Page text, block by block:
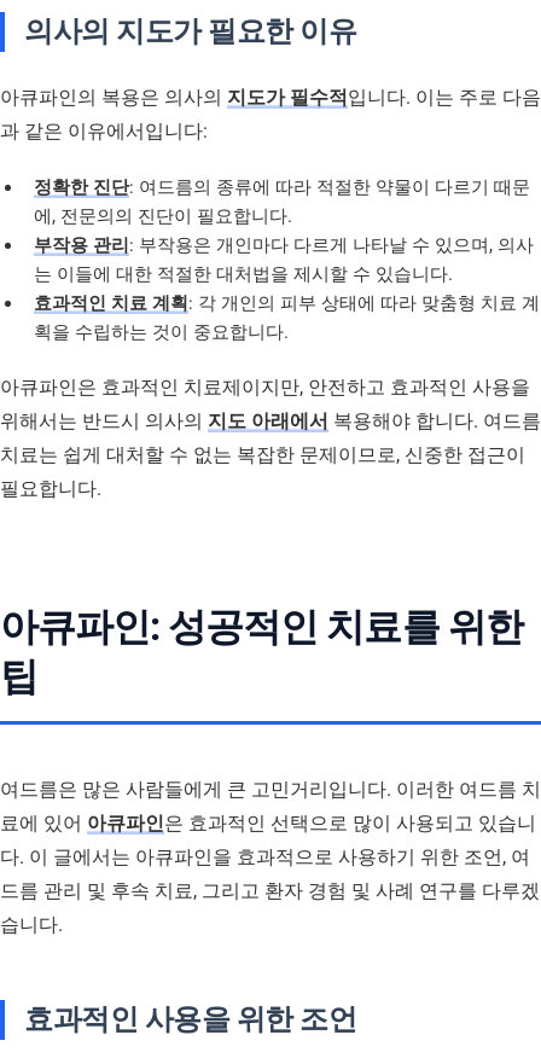
의사의 지도가 필요한 이유
아큐파인의 복용은 의사의 지도가 필수적 입니다. 이는 주로 다음
과 같은 이유에서입니다:
정확한 진단: 여드름의 종류에 따라 적절한 약물이 다르기 때문
에, 전문의의 진단이 필요합니다.
부작용 관리 : 부작용은 개인마다 다르게 나타날 수 있으며, 의사
는 이들에 대한 적절한 대처법을 제시할 수 있습니다.
효과적인 치료 계획 : 각 개인의 피부 상태에 따라 맞춤형 치료 계
획을 수립하는 것이 중요합니다.
아큐파인은 효과적인 치료제이지만, 안전하고 효과적인 사용을
위해서는 반드시 의사의 지도 아래에서 복용해야 합니다. 여드름
치료는 쉽게 대처할 수 없는 복잡한 문제이므로, 신중한 접근이
필요합니다.
아큐파인: 성공적인 치료를 위한
팁
여드름은 많은 사람들에게 큰 고민거리입니다. 이러한 여드름 치
료에 있어 아큐파인은 효과적인 선택으로 많이 사용되고 있습니
다. 이 글에서는 아큐파인을 효과적으로 사용하기 위한 조언, 여
드름 관리 및 후속 치료, 그리고 환자 경험 및 사례 연구를 다루겠
습니다.
효과적인 사용을 위한 조언